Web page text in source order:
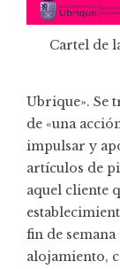
Cartel de
Ubrique». Se
de «una
impulsar y
artículos de
aquel cliente
fin de
alojamiento,